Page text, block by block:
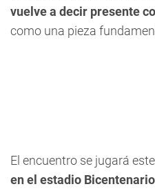
vuelve a decir presente
como una pieza
El encuentro se jugará este
en el estadio